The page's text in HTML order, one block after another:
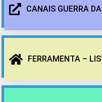
CANAIS GUERRA
FERRAMENTA –